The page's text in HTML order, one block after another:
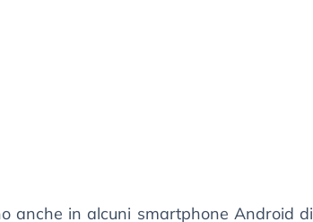
anche in alcuni smartphone Android di